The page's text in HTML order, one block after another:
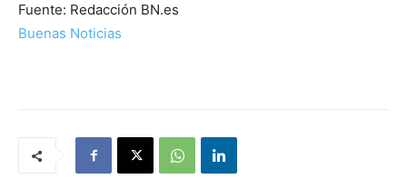
Fuente: Redacción BN.es
Buenas Noticias